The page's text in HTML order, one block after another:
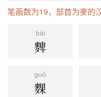
笔画数为19，部首为麥的
bài
䴽
guǒ
䴹